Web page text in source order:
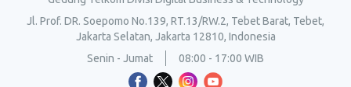
Jl. Prof. DR. Soepomo No.139, RT.13/RW.2, Tebet Barat, Tebet,
Jakarta Selatan, Jakarta 12810, Indonesia
Senin - Jumat
08:00 - 17:00 WIB